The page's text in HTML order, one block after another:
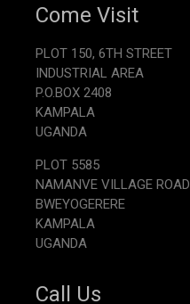
Come Visit
PLOT 150, 6TH STREET
INDUSTRIAL AREA
P.O.BOX 2408
KAMPALA
UGANDA
PLOT 5585
NAMANVE VILLAGE ROAD
BWEYOGERERE
KAMPALA
UGANDA
Call Us